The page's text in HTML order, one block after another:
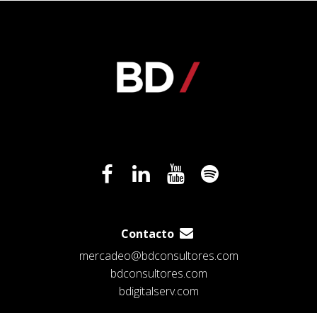
Contacto
mercadeo@bdconsultores.com
bdconsultores.com
bdigitalserv.com